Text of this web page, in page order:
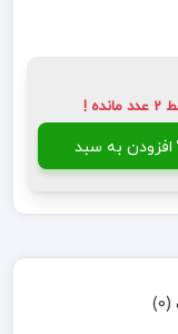
مانده !
افزودن به سبد